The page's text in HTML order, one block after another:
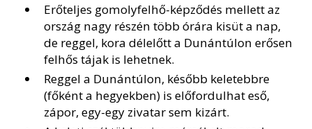
Erőteljes gomolyfelhő-képződés mellett az
ország nagy részén több órára kisüt a nap,
de reggel, kora délelőtt a Dunántúlon erősen
felhős tájak is lehetnek.
Reggel a Dunántúlon, később keletebbre
(főként a hegyekben) is előfordulhat eső,
zápor, egy-egy zivatar sem kizárt.